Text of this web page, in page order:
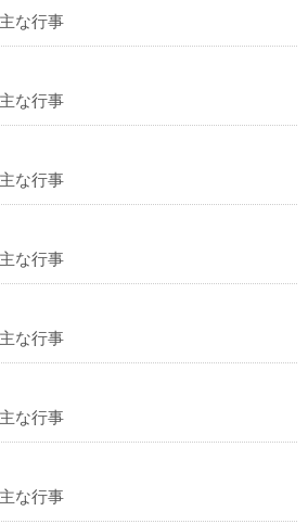
な行事
な行事
な行事
な行事
な行事
な行事
な行事